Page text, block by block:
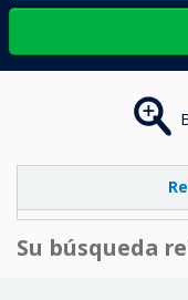
Su búsqueda